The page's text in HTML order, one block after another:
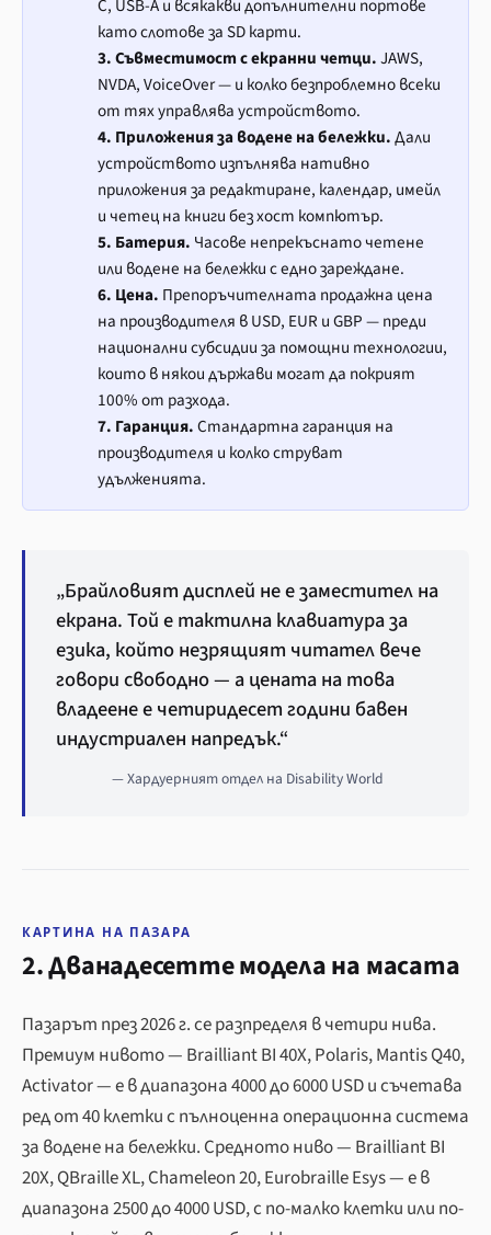
C, USB-A и всякакви допълнителни портове
като слотове за SD карти.
3. Съвместимост с екранни четци.JAWS,
NVDA, VoiceOver — и колко безпроблемно всеки
от тях управлява устройството.
4. Приложения за водене на бележки.Дали
устройството изпълнява нативно
приложения за редактиране, календар, имейл
и четец на книги без хост компютър.
5. Батерия. Часове непрекъснато четене
или водене на бележки с едно зареждане.
6. Цена. Препоръчителната продажна цена
на производителя в USD, EUR и GBP — преди
национални субсидии за помощни технологии,
които в някои държави могат да покрият
100% от разхода.
7. Гаранция.Стандартна гаранция на
производителя и колко струват
удълженията.
„Брайловият дисплей не е заместител на
екрана. Той е тактилна клавиатура за
езика, който незрящият читател вече
говори свободно — а цената на това
владеене е четиридесет години бавен
индустриален напредък.“
— Хардуерният отдел на Disability World
КАРТИНА НА ПАЗАРА
2. Дванадесетте модела на масата
Пазарът през 2026 г. се разпределя в четири нива.
Премиум нивото — Brailliant BI 40X, Polaris, Mantis Q40,
Activator — е в диапазона 4000 до 6000 USD и съчетава
ред от 40 клетки с пълноценна операционна система
за водене на бележки. Средното ниво — Brailliant BI
20X, QBraille XL, Chameleon 20, Eurobraille Esys — е в
диапазона 2500 до 4000 USD, с по-малко клетки или по-